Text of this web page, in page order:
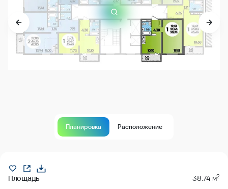
Планировка Расположение
Площадь 38.74 м2